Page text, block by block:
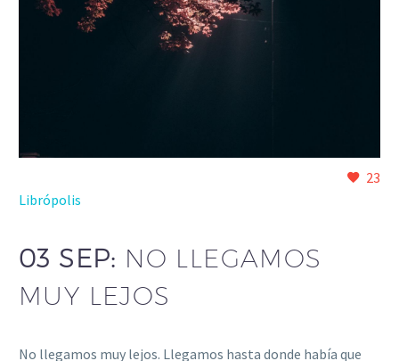
23
Librópolis
03 SEP: NO LLEGAMOS
MUY LEJOS
No llegamos muy lejos. Llegamos hasta donde había que